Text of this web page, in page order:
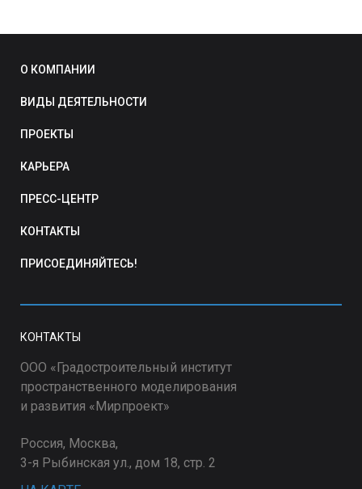
О КОМПАНИИ
ВИДЫ ДЕЯТЕЛЬНОСТИ
ПРОЕКТЫ
КАРЬЕРА
ПРЕСС-ЦЕНТР
КОНТАКТЫ
ПРИСОЕДИНЯЙТЕСЬ!
КОНТАКТЫ
ООО «Градостроительный институт
пространственного моделирования
и развития «Мирпроект»
Россия, Москва,
3-я Рыбинская ул., дом 18, стр. 2